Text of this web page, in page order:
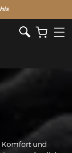
Komfort und